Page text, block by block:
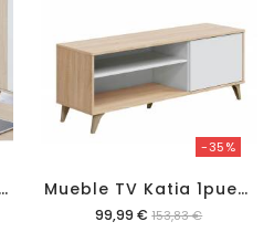
A
Parador Katia 3P Color Roble/blanco
-35%
M
Ueble TV Katia 1puerta 1estante
Precio
99,99 € 153,83 €